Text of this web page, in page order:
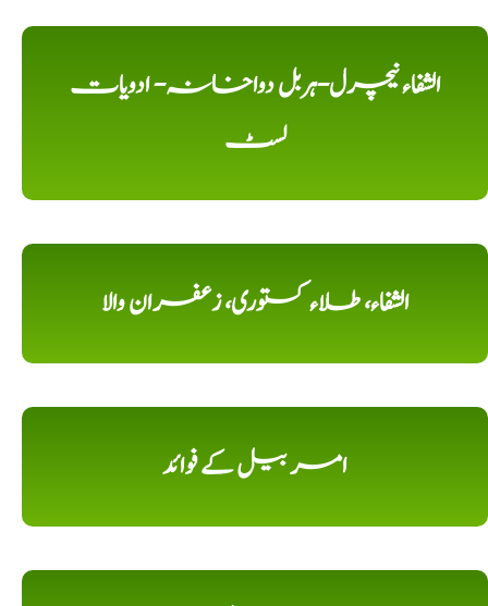
الشفاء نیچرل-ہربل دواخانہ- ادویات
لسٹ
الشفاء، طلاء کستوری، زعفران والا
امر بیل کے فوائد